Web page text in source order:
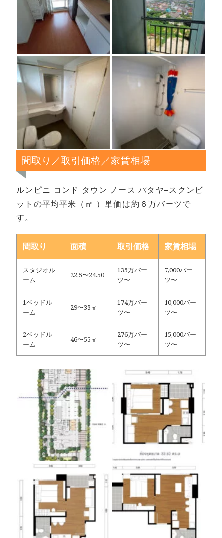
間取り／取引価格／家賃相場
ルンピニ コンド タウン ノース パタヤ–スクンビ
ットの平均平米（㎡ ）単価は約６万バーツで
す。
間取り 面積 取引価格 家賃相場
スタジオル
ーム
22.5〜24.50
135万バー
ツ〜
7,000バー
ツ〜
1ベッドル
ーム
29〜33㎡
174万バー
ツ〜
10,000バー
ツ〜
2ベッドル
ーム
46〜55㎡
276万バー
ツ〜
15,000バー
ツ〜